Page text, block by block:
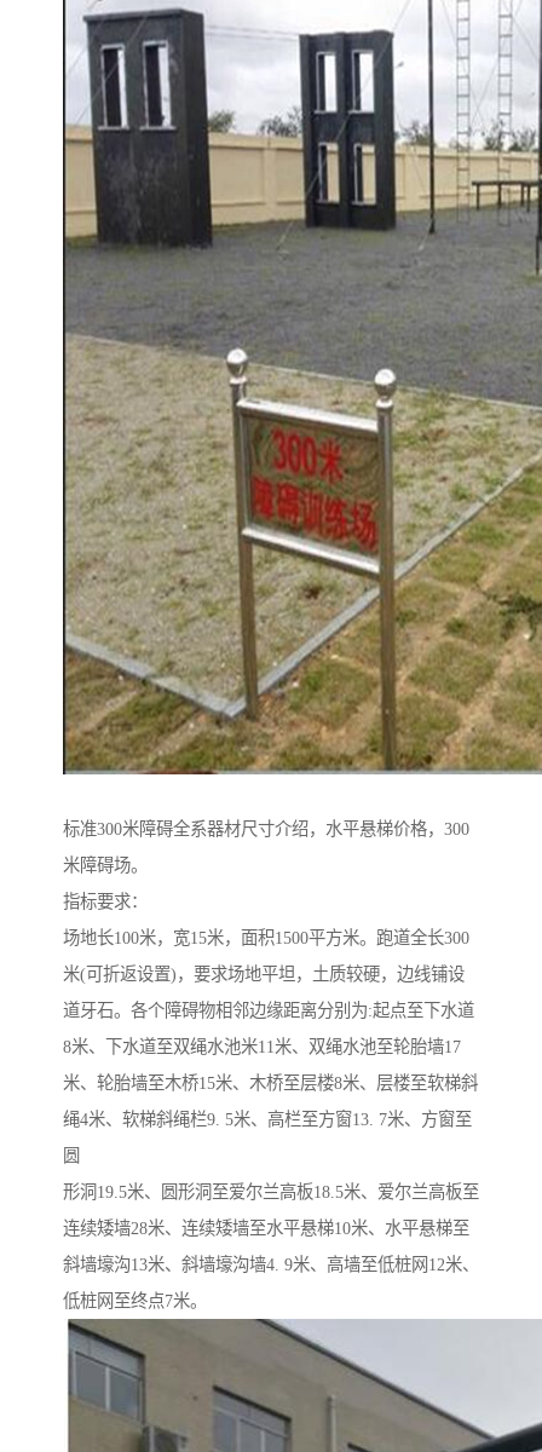
标准300米障碍全系器材尺寸介绍，水平悬梯价格，300
米障碍场。
指标要求：
场地长100米，宽15米，面积1500平方米。跑道全长300
米(可折返设置)，要求场地平坦，土质较硬，边线铺设
道牙石。各个障碍物相邻边缘距离分别为:起点至下水道
8米、下水道至双绳水池米11米、双绳水池至轮胎墙17
米、轮胎墙至木桥15米、木桥至层楼8米、层楼至软梯斜
绳4米、软梯斜绳栏9. 5米、高栏至方窗13. 7米、方窗至
圆
形洞19.5米、圆形洞至爱尔兰高板18.5米、爱尔兰高板至
连续矮墙28米、连续矮墙至水平悬梯10米、水平悬梯至
斜墙壕沟13米、斜墙壕沟墙4. 9米、高墙至低桩网12米、
低桩网至终点7米。